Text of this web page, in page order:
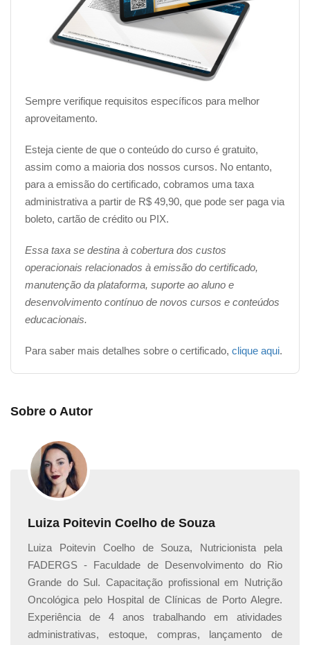
Sempre verifique requisitos específicos para melhor
aproveitamento.
Esteja ciente de que o conteúdo do curso é gratuito,
assim como a maioria dos nossos cursos. No entanto,
para a emissão do certificado, cobramos uma taxa
administrativa a partir de R$ 49,90, que pode ser paga via
boleto, cartão de crédito ou PIX.
Essa taxa se destina à cobertura dos custos
operacionais relacionados à emissão do certificado,
manutenção da plataforma, suporte ao aluno e
desenvolvimento contínuo de novos cursos e conteúdos
educacionais.
Para saber mais detalhes sobre o certificado, clique aqui.
Sobre o Autor
Luiza Poitevin Coelho de Souza
Luiza Poitevin Coelho de Souza, Nutricionista pela
FADERGS - Faculdade de Desenvolvimento do Rio
Grande do Sul. Capacitação profissional em Nutrição
Oncológica pelo Hospital de Clínicas de Porto Alegre.
Experiência de 4 anos trabalhando em atividades
administrativas, estoque, compras, lançamento de